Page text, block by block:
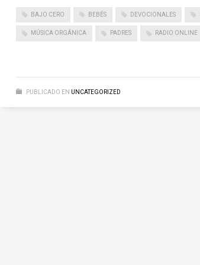
BAJO CERO BEBÉS DEVOCIONALES
MÚSICA ORGÁNICA PADRES RADIO ONLINE
PUBLICADO EN UNCATEGORIZED